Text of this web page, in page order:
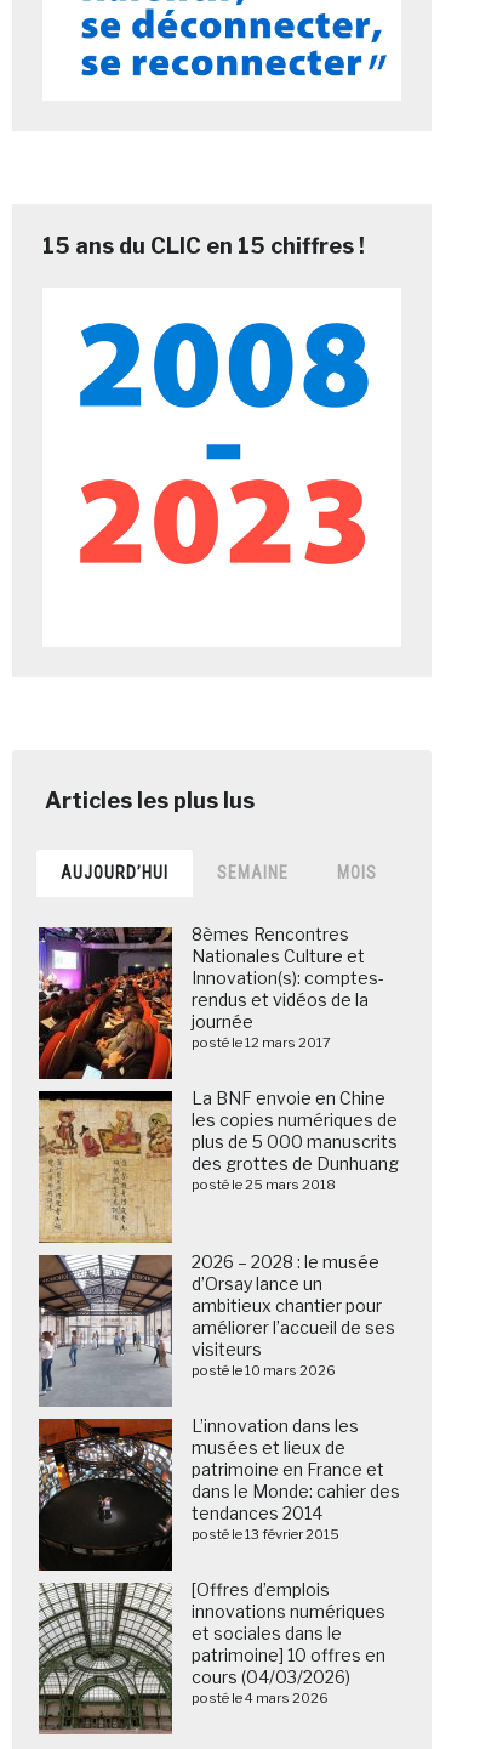
15 ans du CLIC en 15 chiffres !
AUJOURD’HUI SEMAINE MOIS
8èmes Rencontres
Nationales Culture et
Innovation(s): comptes-
rendus et vidéos de la
journée
posté le 12 mars 2017
La BNF envoie en Chine
les copies numériques de
plus de 5 000 manuscrits
des grottes de Dunhuang
posté le 25 mars 2018
2026 – 2028 : le musée
d’Orsay lance un
ambitieux chantier pour
améliorer l’accueil de ses
visiteurs
posté le 10 mars 2026
L’innovation dans les
musées et lieux de
patrimoine en France et
dans le Monde: cahier des
tendances 2014
posté le 13 février 2015
[Offres d’emplois
innovations numériques
et sociales dans le
patrimoine] 10 offres en
cours (04/03/2026)
posté le 4 mars 2026